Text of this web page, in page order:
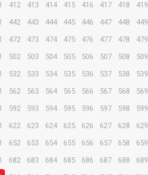
412 413 414 415 416 417 418 419
442 443 444 445 446 447 448 449
472 473 474 475 476 477 478 479
502 503 504 505 506 507 508 509
532 533 534 535 536 537 538 539
562 563 564 565 566 567 568 569
592 593 594 595 596 597 598 599
622 623 624 625 626 627 628 629
652 653 654 655 656 657 658 659
682 683 684 685 686 687 688 689